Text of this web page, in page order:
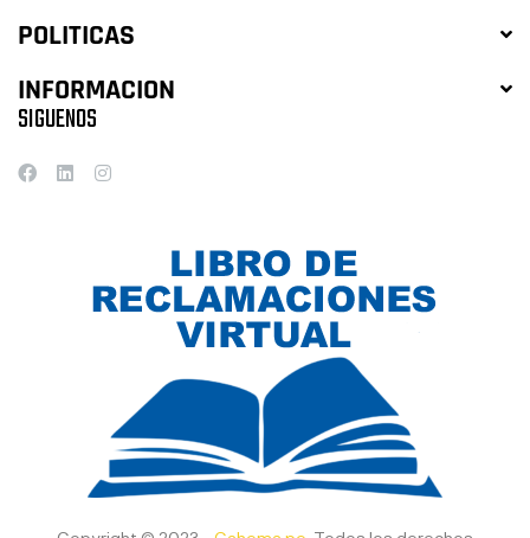
POLITICAS
INFORMACION
SIGUENOS